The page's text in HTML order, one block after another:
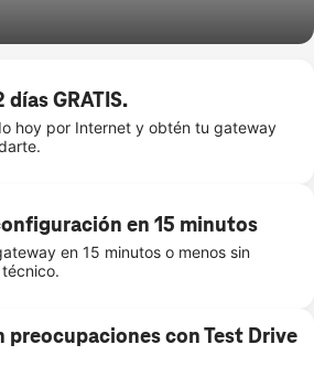
días GRATIS.
hoy por Internet y obtén tu gateway
en 15 minutos
en 15 minutos o menos sin
preocupaciones con Test Drive